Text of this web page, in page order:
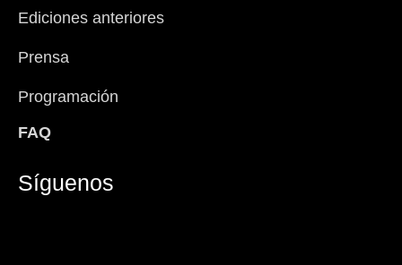
Ediciones anteriores
Prensa
Programación
FAQ
Síguenos